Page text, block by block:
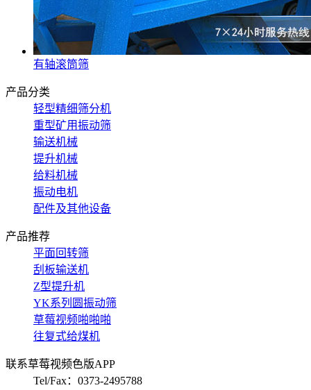
有轴滚筒筛
产品分类
轻型精细筛分机
重型矿用振动筛
输送机械
提升机械
给料机械
振动电机
配件及其他设备
产品推荐
平面回转筛
刮板输送机
Z型提升机
YK系列圆振动筛
草莓视频啪啪啪
往复式给煤机
联系草莓视频色版APP
Tel/Fax：0373-2495788